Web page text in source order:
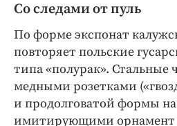
Со следами от пуль
По форме экспонат
повторяет польские
типа «полурак». Стальные
медными розетками
и продолговатой формы
имитирующими орнамент